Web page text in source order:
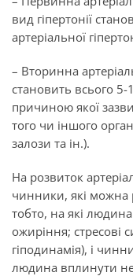
вид гіпертонії
артеріальної
– Вторинна
становить всього 5-
причиною якої
того чи іншого
залози та ін.).
На розвиток
чинники, які можна
тобто, на які
ожиріння; стресові
гіподинамія), і
людина вплинути не